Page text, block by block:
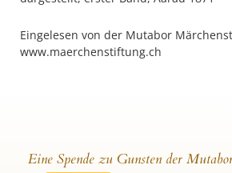
Eingelesen von der Mutabor
www.maerchenstiftung.ch
Eine Spende zu Gunsten der